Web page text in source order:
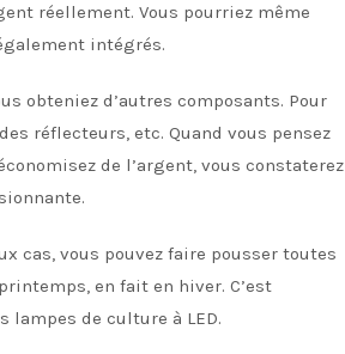
réellement. Vous pourriez même
intégrés.
obteniez d’autres composants. Pour
réflecteurs, etc. Quand vous pensez
de l’argent, vous constaterez
cas, vous pouvez faire pousser toutes
en fait en hiver. C’est
de culture à LED.